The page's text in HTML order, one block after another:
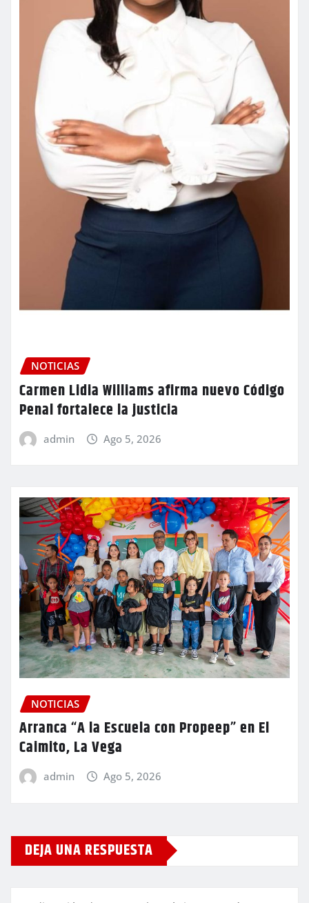
NOTICIAS
Carmen Lidia Williams afirma nuevo Código
Penal fortalece la justicia
admin Ago 5, 2026
NOTICIAS
Arranca “A la Escuela con Propeep” en El
Caimito, La Vega
admin Ago 5, 2026
DEJA UNA RESPUESTA